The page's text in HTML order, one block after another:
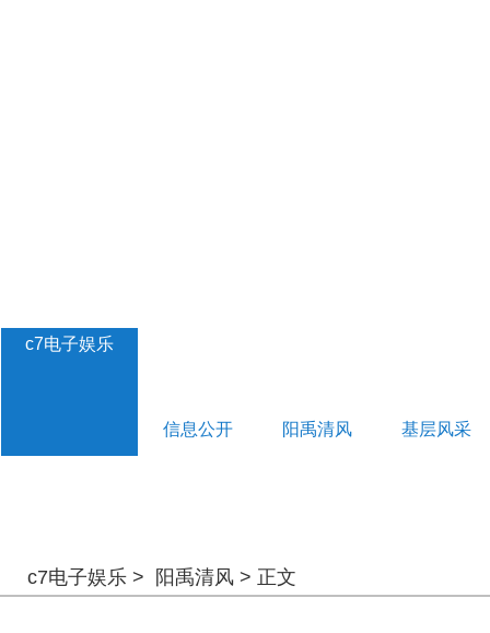
c7电子娱乐
信息公开 阳禹清风 基层风采
c7电子娱乐 > 阳禹清风 > 正文